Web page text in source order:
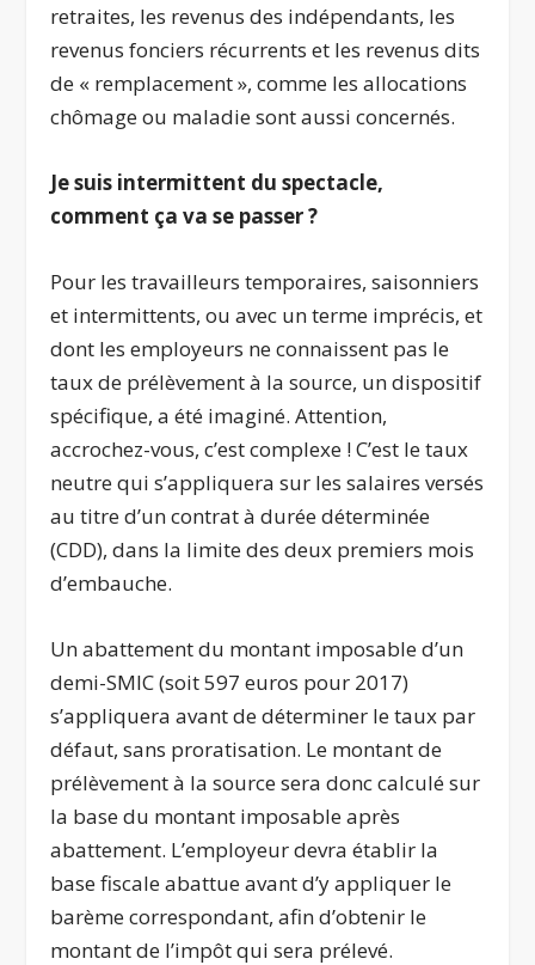
retraites, les revenus des indépendants, les
revenus fonciers récurrents et les revenus dits
de « remplacement », comme les allocations
chômage ou maladie sont aussi concernés.
Je suis intermittent du spectacle,
comment ça va se passer ?
Pour les travailleurs temporaires, saisonniers
et intermittents, ou avec un terme imprécis, et
dont les employeurs ne connaissent pas le
taux de prélèvement à la source, un dispositif
spécifique, a été imaginé. Attention,
accrochez-vous, c’est complexe ! C’est le taux
neutre qui s’appliquera sur les salaires versés
au titre d’un contrat à durée déterminée
(CDD), dans la limite des deux premiers mois
d’embauche.
Un abattement du montant imposable d’un
demi-SMIC (soit 597 euros pour 2017)
s’appliquera avant de déterminer le taux par
défaut, sans proratisation. Le montant de
prélèvement à la source sera donc calculé sur
la base du montant imposable après
abattement. L’employeur devra établir la
base fiscale abattue avant d’y appliquer le
barème correspondant, afin d’obtenir le
montant de l’impôt qui sera prélevé.